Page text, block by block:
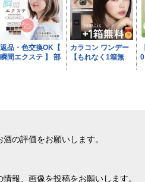
の評価をお願いします。
報、画像を投稿をお願いします。